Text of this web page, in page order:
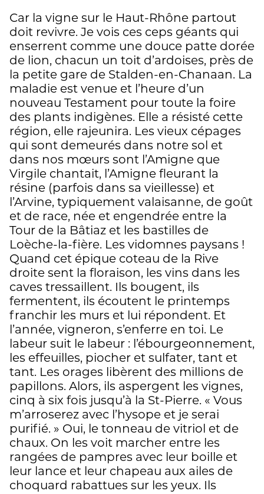
Car la vigne sur le Haut-Rhône partout
doit revivre. Je vois ces ceps géants qui
enserrent comme une douce patte dorée
de lion, chacun un toit d’ardoises, près de
la petite gare de Stalden-en-Chanaan. La
maladie est venue et l’heure d’un
nouveau Testament pour toute la foire
des plants indigènes. Elle a résisté cette
région, elle rajeunira. Les vieux cépages
qui sont demeurés dans notre sol et
dans nos mœurs sont l’Amigne que
Virgile chantait, l’Amigne fleurant la
résine (parfois dans sa vieillesse) et
l’Arvine, typiquement valaisanne, de goût
et de race, née et engendrée entre la
Tour de la Bâtiaz et les bastilles de
Loèche-la-fière. Les vidomnes paysans !
Quand cet épique coteau de la Rive
droite sent la floraison, les vins dans les
caves tressaillent. Ils bougent, ils
fermentent, ils écoutent le printemps
franchir les murs et lui répondent. Et
l’année, vigneron, s’enferre en toi. Le
labeur suit le labeur : l’ébourgeonnement,
les effeuilles, piocher et sulfater, tant et
tant. Les orages libèrent des millions de
papillons. Alors, ils aspergent les vignes,
cinq à six fois jusqu’à la St-Pierre. « Vous
m’arroserez avec l’hysope et je serai
purifié. » Oui, le tonneau de vitriol et de
chaux. On les voit marcher entre les
rangées de pampres avec leur boille et
leur lance et leur chapeau aux ailes de
choquard rabattues sur les yeux. Ils